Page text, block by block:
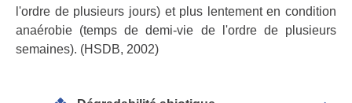
l'ordre de plusieurs jours) et plus lentement en condition
anaérobie (temps de demi-vie de l'ordre de plusieurs
semaines). (HSDB, 2002)